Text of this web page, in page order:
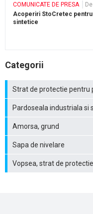
COMUNICATE DE PRESA
Acoperiri StoCretec pentru
sintetice
Categorii
Strat de protectie pentru
Pardoseala industriala si
Amorsa, grund
Sapa de nivelare
Vopsea, strat de protectie